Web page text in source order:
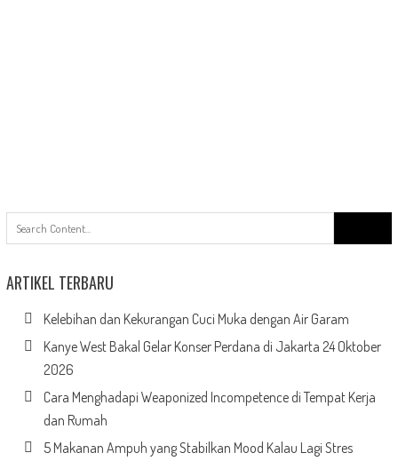
for:
ARTIKEL TERBARU
Kelebihan dan Kekurangan Cuci Muka dengan Air Garam
Kanye West Bakal Gelar Konser Perdana di Jakarta 24 Oktober
2026
Cara Menghadapi Weaponized Incompetence di Tempat Kerja
dan Rumah
5 Makanan Ampuh yang Stabilkan Mood Kalau Lagi Stres